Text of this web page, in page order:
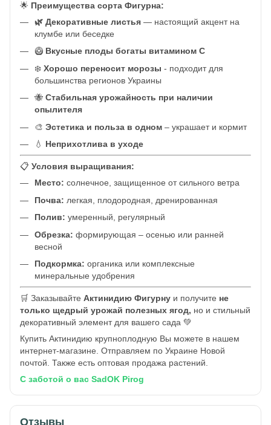
🌟 Преимущества сорта Фигурна:
🌿 Декоративные листья — настоящий акцент на
клумбе или беседке
🥝 Вкусные плоды богаты витамином С
❄️ Хорошо переносит морозы - подходит для
большинства регионов Украины
🐝 Стабильная урожайность при наличии
опылителя
🎨 Эстетика и польза в одном – украшает и кормит
💧 Неприхотлива в уходе
📋 Условия выращивания:
Место: солнечное, защищенное от сильного ветра
Почва: легкая, плодородная, дренированная
Полив: умеренный, регулярный
Обрезка: формирующая – осенью или ранней
весной
Подкормка: органика или комплексные
минеральные удобрения
🛒 Заказывайте Актинидию Фигурну и получите не
только щедрый урожай полезных ягод, но и стильный
декоративный элемент для вашего сада 💚
Купить Актинидию крупноплодную Вы можете в нашем
интернет-магазине. Отправляем по Украине Новой
почтой. Также есть оптовая продажа растений.
С заботой о вас SadOK Pirog
Отзывы